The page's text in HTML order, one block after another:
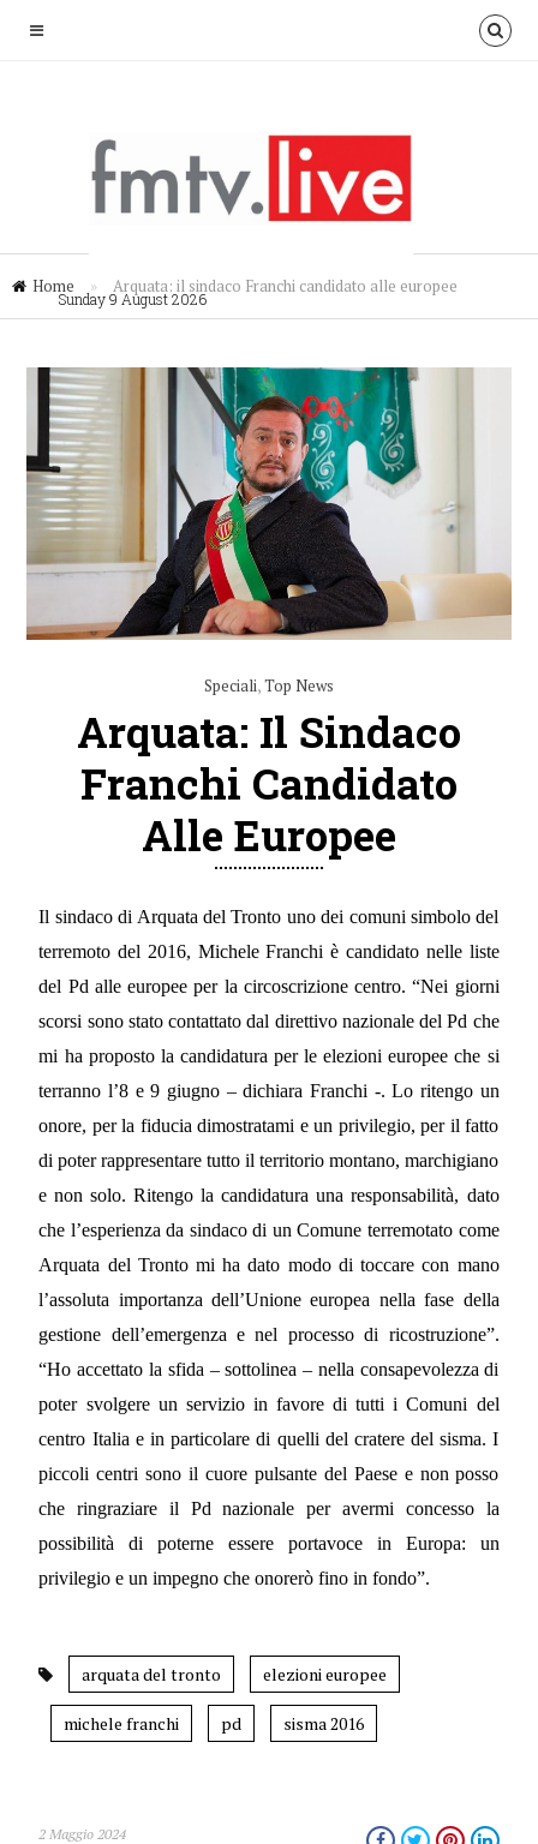
Sunday 9 August 2026
Home » Arquata: il sindaco Franchi candidato alle europee
Speciali,Top News
Arquata: Il Sindaco
Franchi Candidato
Alle Europee
Il sindaco di Arquata del Tronto uno dei comuni simbolo del
terremoto del 2016, Michele Franchi è candidato nelle liste
del Pd alle europee per la circoscrizione centro.“Nei giorni
scorsi sono stato contattato dal direttivo nazionale del Pd che
mi ha proposto la candidatura per le elezioni europee che si
terranno l’8 e 9 giugno – dichiara Franchi -. Lo ritengo un
onore, per la fiducia dimostratami e un privilegio, per il fatto
di poter rappresentare tutto il territorio montano, marchigiano
e non solo. Ritengo la candidatura una responsabilità, dato
che l’esperienza da sindaco di un Comune terremotato come
Arquata del Tronto mi ha dato modo di toccare con mano
l’assoluta importanza dell’Unione europea nella fase della
gestione dell’emergenza e nel processo di ricostruzione”.
“Ho accettato la sfida – sottolinea – nella consapevolezza di
poter svolgere un servizio in favore di tutti i Comuni del
centro Italia e in particolare di quelli del cratere del sisma. I
piccoli centri sono il cuore pulsante del Paese e non posso
che ringraziare il Pd nazionale per avermi concesso la
possibilità di poterne essere portavoce in Europa: un
privilegio e un impegno che onorerò fino in fondo”.
arquata del tronto elezioni europee
michele franchi pd sisma 2016
2 Maggio 2024